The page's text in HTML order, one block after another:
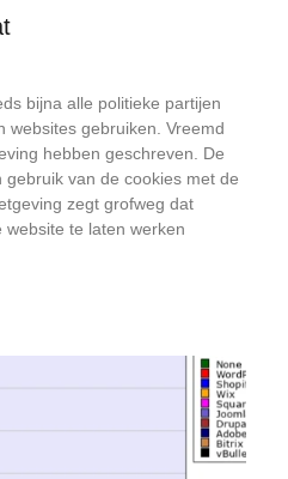
bijna alle politieke partijen
websites gebruiken. Vreemd
hebben geschreven. De
van de cookies met de
zegt grofweg dat
te laten werken